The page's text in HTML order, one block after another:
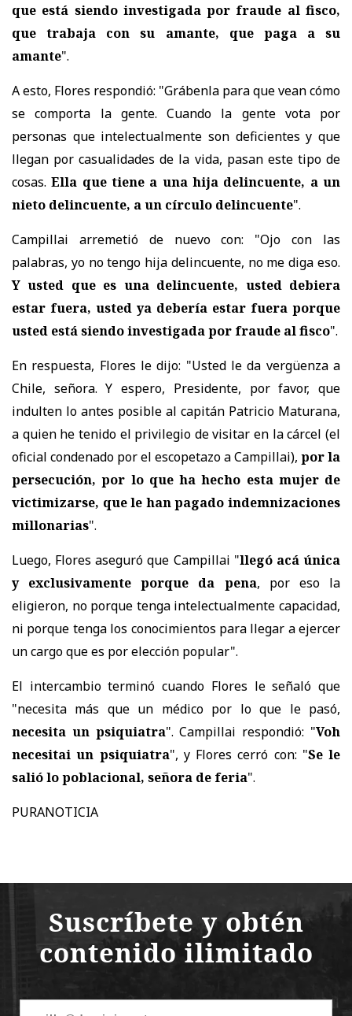
que está siendo investigada por fraude al fisco,
que trabaja con su amante, que paga a su
amante".
A esto, Flores respondió: "Grábenla para que vean cómo
se comporta la gente. Cuando la gente vota por
personas que intelectualmente son deficientes y que
llegan por casualidades de la vida, pasan este tipo de
cosas.Ella que tiene a una hija delincuente, a un
nieto delincuente, a un círculo delincuente".
Campillai arremetió de nuevo con: "Ojo con las
palabras, yo no tengo hija delincuente, no me diga eso.
Y usted que es una delincuente, usted debiera
estar fuera, usted ya debería estar fuera porque
usted está siendo investigada por fraude al fisco".
En respuesta, Flores le dijo: "Usted le da vergüenza a
Chile, señora. Y espero, Presidente, por favor, que
indulten lo antes posible al capitán Patricio Maturana,
a quien he tenido el privilegio de visitar en la cárcel (el
oficial condenado por el escopetazo a Campillai), por la
persecución, por lo que ha hecho esta mujer de
victimizarse, que le han pagado indemnizaciones
millonarias".
Luego, Flores aseguró que Campillai "llegó acá única
y exclusivamente porque da pena, por eso la
eligieron, no porque tenga intelectualmente capacidad,
ni porque tenga los conocimientos para llegar a ejercer
un cargo que es por elección popular".
El intercambio terminó cuando Flores le señaló que
"necesita más que un médico por lo que le pasó,
necesita un psiquiatra". Campillai respondió: "Voh
necesitai un psiquiatra", y Flores cerró con: "Se le
salió lo poblacional, señora de feria".
PURANOTICIA